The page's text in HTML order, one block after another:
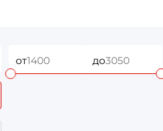
от до